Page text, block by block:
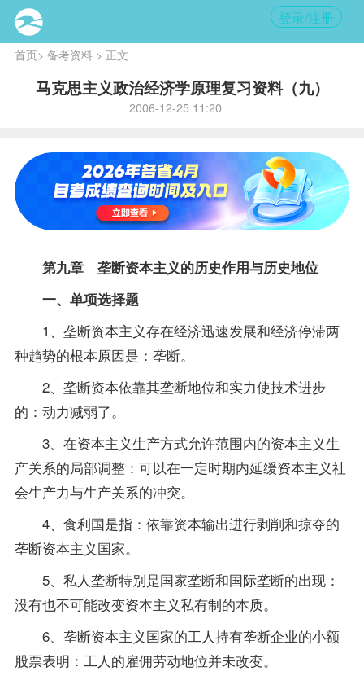
登录/注册
首页> 备考资料> 正文
马克思主义政治经济学原理复习资料（九）
2006-12-25 11:20
第九章 垄断资本主义的历史作用与历史地位
一、单项选择题
1、垄断资本主义存在经济迅速发展和经济停滞两
种趋势的根本原因是：垄断。
2、垄断资本依靠其垄断地位和实力使技术进步
的：动力减弱了。
3、在资本主义生产方式允许范围内的资本主义生
产关系的局部调整：可以在一定时期内延缓资本主义社
会生产力与生产关系的冲突。
4、食利国是指：依靠资本输出进行剥削和掠夺的
垄断资本主义国家。
5、私人垄断特别是国家垄断和国际垄断的出现：
没有也不可能改变资本主义私有制的本质。
6、垄断资本主义国家的工人持有垄断企业的小额
股票表明：工人的雇佣劳动地位并未改变。